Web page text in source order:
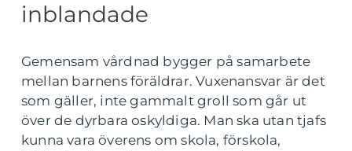
inblandade
Gemensam vårdnad bygger på samarbete
mellan barnens föräldrar. Vuxenansvar är det
som gäller, inte gammalt groll som går ut
över de dyrbara oskyldiga. Man ska utan tjafs
kunna vara överens om skola, förskola,